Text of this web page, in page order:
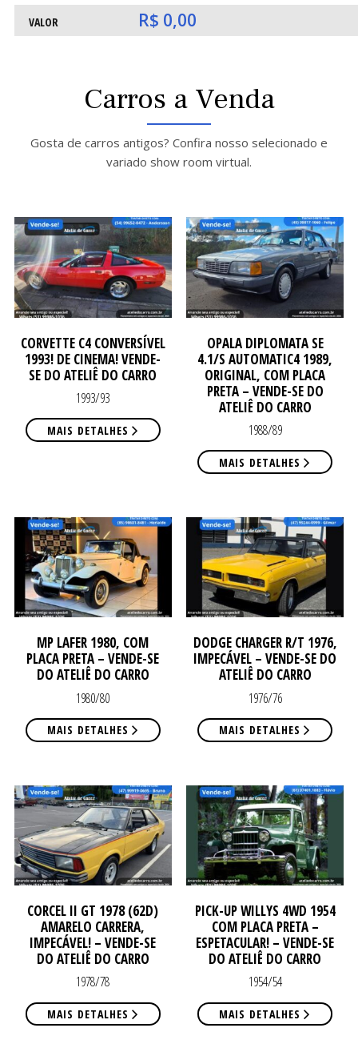
O
O
VALOR R$ 0,00
Carros a Venda
Gosta de carros antigos? Confira nosso selecionado e
variado show room virtual.
CORVETTE C4 CONVERSÍVEL
1993! DE CINEMA! VENDE-
SE DO ATELIÊ DO CARRO
1993/93
MAIS DETALHES
OPALA DIPLOMATA SE
4.1/S AUTOMATIC4 1989,
ORIGINAL, COM PLACA
PRETA – VENDE-SE DO
ATELIÊ DO CARRO
1988/89
MAIS DETALHES
MP LAFER 1980, COM
PLACA PRETA – VENDE-SE
DO ATELIÊ DO CARRO
1980/80
MAIS DETALHES
DODGE CHARGER R/T 1976,
IMPECÁVEL – VENDE-SE DO
ATELIÊ DO CARRO
1976/76
MAIS DETALHES
CORCEL II GT 1978 (62D)
AMARELO CARRERA,
IMPECÁVEL! – VENDE-SE
DO ATELIÊ DO CARRO
1978/78
MAIS DETALHES
PICK-UP WILLYS 4WD 1954
COM PLACA PRETA –
ESPETACULAR! – VENDE-SE
DO ATELIÊ DO CARRO
1954/54
MAIS DETALHES